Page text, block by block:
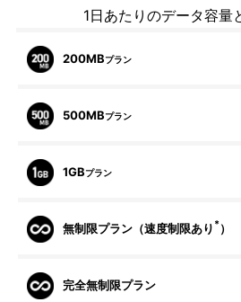
1日あたりのデータ容量
200MBプラン
500MBプラン
1GBプラン
無制限プラン（速度制限あり * ）
完全無制限プラン